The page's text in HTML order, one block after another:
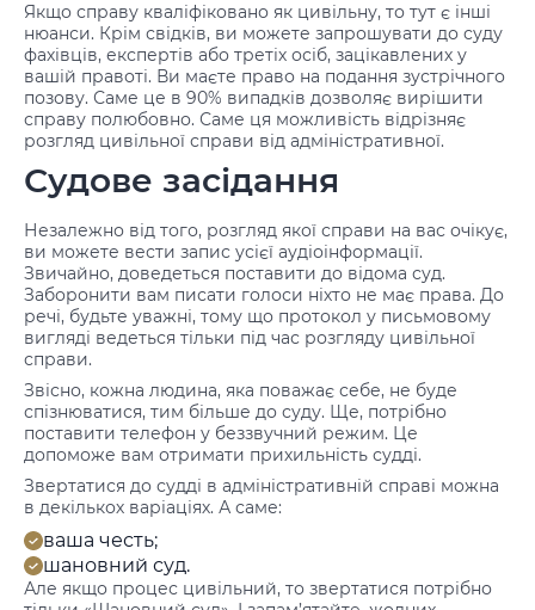
Якщо справу кваліфіковано як цивільну, то тут є інші
нюанси. Крім свідків, ви можете запрошувати до суду
фахівців, експертів або третіх осіб, зацікавлених у
вашій правоті. Ви маєте право на подання зустрічного
позову. Саме це в 90% випадків дозволяє вирішити
справу полюбовно. Саме ця можливість відрізняє
розгляд цивільної справи від адміністративної.
Судове засідання
Незалежно від того, розгляд якої справи на вас очікує,
ви можете вести запис усієї аудіоінформації.
Звичайно, доведеться поставити до відома суд.
Заборонити вам писати голоси ніхто не має права. До
речі, будьте уважні, тому що протокол у письмовому
вигляді ведеться тільки під час розгляду цивільної
справи.
Звісно, кожна людина, яка поважає себе, не буде
спізнюватися, тим більше до суду. Ще, потрібно
поставити телефон у беззвучний режим. Це
допоможе вам отримати прихильність судді.
Звертатися до судді в адміністративній справі можна
в декількох варіаціях. А саме:
ваша честь;
шановний суд.
Але якщо процес цивільний, то звертатися потрібно